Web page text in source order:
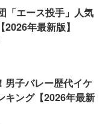
「エース投手」人気
年最新版】
男子バレー歴代イケ
キング【2026年最新